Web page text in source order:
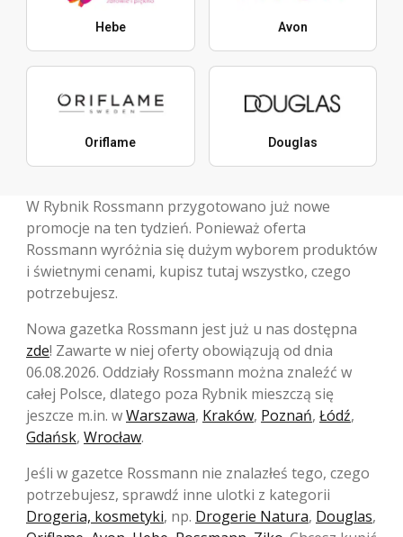
Hebe Avon
Oriflame Douglas
W Rybnik Rossmann przygotowano już nowe
promocje na ten tydzień. Ponieważ oferta
Rossmann wyróżnia się dużym wyborem produktów
i świetnymi cenami, kupisz tutaj wszystko, czego
potrzebujesz.
Nowa gazetka Rossmann jest już u nas dostępna
zde! Zawarte w niej oferty obowiązują od dnia
06.08.2026. Oddziały Rossmann można znaleźć w
całej Polsce, dlatego poza Rybnik mieszczą się
jeszcze m.in. wWarszawa, Kraków, Poznań, Łódź,
Gdańsk, Wrocław.
Jeśli w gazetce Rossmann nie znalazłeś tego, czego
potrzebujesz, sprawdź inne ulotki z kategorii
Drogeria, kosmetyki, np. Drogerie Natura, Douglas,